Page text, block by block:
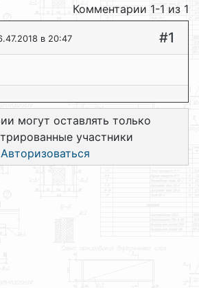
Комментарии 1-1 из 1
в 20:47 #1
могут оставлять только
участники
Авторизоваться